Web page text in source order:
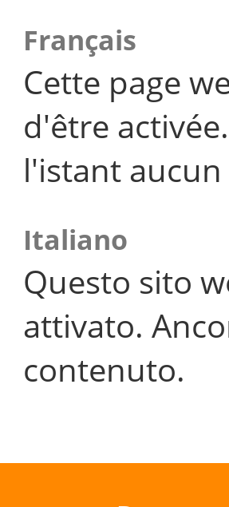
Français
Cette page
d'être
l'istant
Italiano
Questo sito
attivato.
contenuto.